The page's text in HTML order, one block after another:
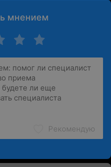
мнением
Рекомендую